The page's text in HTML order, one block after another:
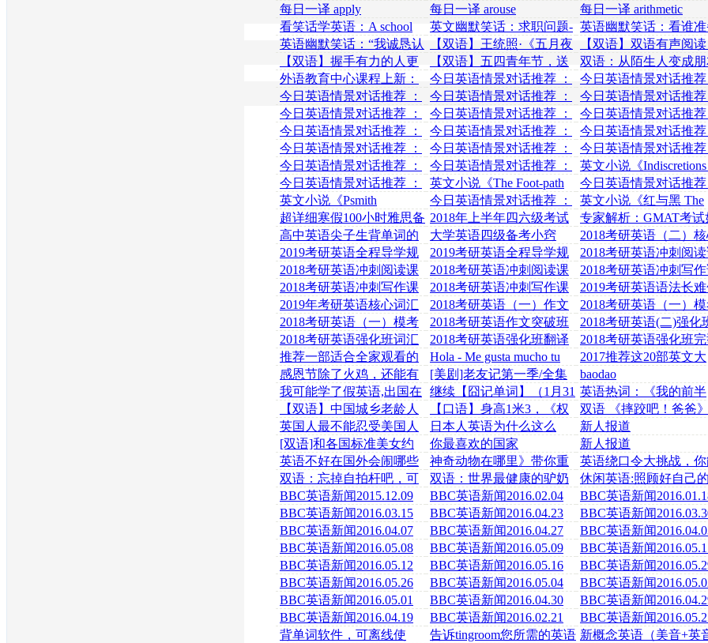
写，推
每日一译 apply
每日一译 arouse
每日一译 arithmetic
看笑话学英语：A school
report
英文幽默笑话：求职问题-
受过的其它培训
英语幽默笑话：看谁准
的更好啊，哈哈！
英语幽默笑话：“我诚恳认
错”
【双语】王统照·《五月夜
的星星》
【双语】双语有声阅读
梦想还是要有的
【双语】握手有力的人更
聪明
【双语】五四青年节，送
你一首诗--《如果》
双语：从陌生人变成
需要花90小时
外语教育中心课程上新：
Sarah老师教小朋友学习自
然拼
今日英语情景对话推荐 ：
买水果 8.26
今日英语情景对话推荐
你的约会怎么样？ 8.23
今日英语情景对话推荐 ：
押金是三百元 8.21
今日英语情景对话推荐 ：
你觉得你的老师怎么样？
8.20
今日英语情景对话推荐
机场迎接客人 8.19
今日英语情景对话推荐 ：
约时间看房子 8.16
今日英语情景对话推荐 ：
我明天要参加面试了 8.15
今日英语情景对话推荐
看房子 8.14
今日英语情景对话推荐 ：
我真的生你的气了 8.13
今日英语情景对话推荐 ：
不如以前好吃了 8.12
今日英语情景对话推荐
我想换个新发型 8.9
今日英语情景对话推荐 ：
他们被钱蒙住了眼睛 8.8
今日英语情景对话推荐 ：
七夕 8.7
今日英语情景对话推荐
你只是工作压力太大而
8.6
今日英语情景对话推荐 ：
找房子 8.5
今日英语情景对话推荐 ：
预订往返飞机票 8.2
英文小说《
Archie》
今日英语情景对话推荐 ：
晚上出去跳舞吧？ 8.1
英文小说《The Foot-path
Way》
今日英语情景对话推荐
一切还满意吗？ 7.31
英文小说《Psmith
Journalist》
今日英语情景对话推荐 ：
提高英语口语 7.30
英文小说《红与黑 The
Red and the Black》
超详细寒假100小时雅思备
考攻略，绝对
2018年上半年四六级考试
时间及报名方式
专家解析：GMAT考试
何征服阅读
高中英语尖子生背单词的
N种小技巧
大学英语四级备考小窍
门，没时间复习的
2018考研英语（二）
词汇（刘一男）
2019考研英语全程导学规
划课程（谭剑波
2019考研英语全程导学规
划课程（谭剑波
2018考研英语冲刺阅
程（吴扶剑）01
2018考研英语冲刺阅读课
程（吴扶剑）02
2018考研英语冲刺阅读课
程（吴扶剑）03
2018考研英语冲刺写
程（谭剑波）01
2018考研英语冲刺写作课
程（谭剑波）02
2018考研英语冲刺写作课
程（谭剑波）03
2019考研英语语法长
（王泉）01
2019年考研英语核心词汇
（刘一男）02
2018考研英语（一）作文
预测（何凯文）
2018考研英语（一）
班（何凯文）02
2018考研英语（一）模考
班（何凯文）01
2018考研英语作文突破班
（谭老师）
2018考研英语(二)强化
完型新题型翻译
2018考研英语强化班词汇
（刘一男）
2018考研英语强化班翻译
（何凯文）
2018考研英语强化班
新题型（徐可风
推荐一部适合全家观看的
喜剧电影——《麦兵兵之
夺宝联
Hola - Me gusta mucho tu
sitio
2017推荐这20部英文大
片，最适合练习听力和口
语，必看
感恩节除了火鸡，还能有
什么？
[美剧]老友记第一季/全集
Friends1 下载
baodao
我可能学了假英语,出国在
Smoke Free牌下抽了包烟
继续【囧记单词】（1月31
日更新)
英语热词：《我的前半
生》职场金句独家英译
戳心
【双语】中国城乡老龄人
口营养现状解析
【口语】身高1米3，《权
游》小恶魔的8句名言直戳
人心
双语 《摔跤吧！爸爸
引人深思的中英文台词
英国人最不能忍受美国人
这么讲英语
日本人英语为什么这么
差？老师用日式英语教学
新人报道
[双语]和各国标准美女约
会：哪国美女是你的菜
你最喜欢的国家
新人报道
英语不好在国外会闹哪些
笑话？最囧的段子在这
神奇动物在哪里》带你重
返魔法世界,一遍台词再也
忘不
英语绕口令大挑战，
坚持到最后吗？
双语：忘掉自拍杆吧，可
口可乐推出智能自拍瓶
双语：世界最健康的驴奶
酪 每公斤售880英镑
休闲英语:照顾好自己
情
BBC英语新闻2015.12.09 BBC英语新闻2016.02.04
BBC英语新闻
BBC英语新闻2016.03.15
BBC英语新闻2016.04.23
BBC英语新闻
BBC英语新闻2016.04.07
BBC英语新闻2016.04.27
BBC英语新闻
BBC英语新闻2016.05.08
BBC英语新闻2016.05.09
BBC英语新闻
BBC英语新闻2016.05.12
BBC英语新闻2016.05.16
BBC英语新闻
BBC英语新闻2016.05.26
BBC英语新闻2016.05.04
BBC英语新闻
BBC英语新闻2016.05.01
BBC英语新闻2016.04.30
BBC英语新闻
BBC英语新闻2016.04.19
BBC英语新闻2016.02.21 BBC英语新闻
背单词软件，可离线使
告诉tingroom您所需的英语 新概念英语（美音+英